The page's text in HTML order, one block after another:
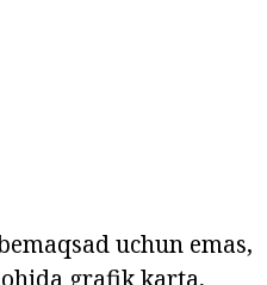
uchun emas,
grafik karta,